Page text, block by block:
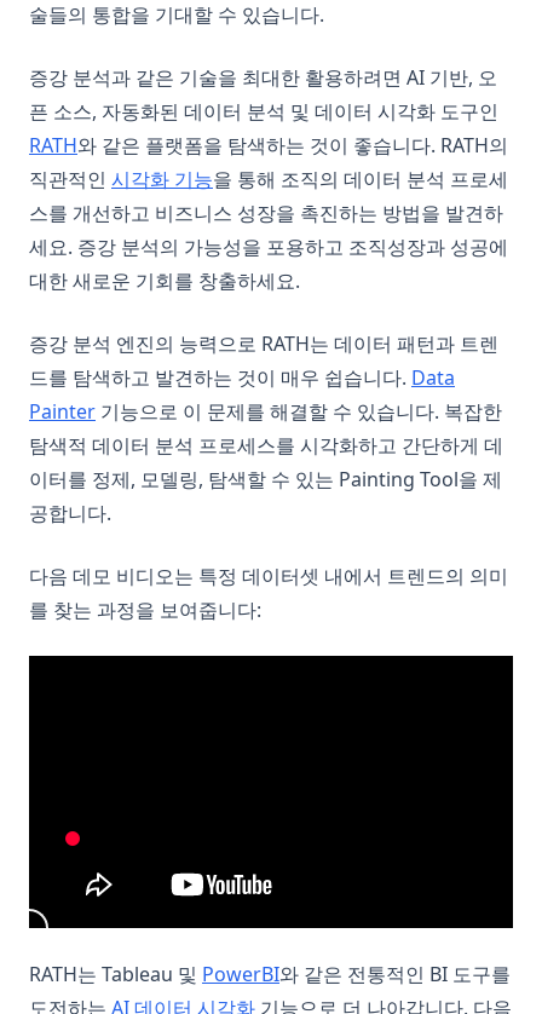
술들의 통합을 기대할 수 있습니다.
증강 분석과 같은 기술을 최대한 활용하려면 AI 기반, 오
픈 소스, 자동화된 데이터 분석 및 데이터 시각화 도구인
RATH(opens in a new tab)
와 같은 플랫폼을 탐색하는 것이 좋습니다. RATH의
직관적인 시각화 기능을 통해 조직의 데이터 분석 프로세
스를 개선하고 비즈니스 성장을 촉진하는 방법을 발견하
세요. 증강 분석의 가능성을 포용하고 조직성장과 성공에
대한 새로운 기회를 창출하세요.
증강 분석 엔진의 능력으로 RATH는 데이터 패턴과 트렌
드를 탐색하고 발견하는 것이 매우 쉽습니다. Data
Painter 기능으로 이 문제를 해결할 수 있습니다. 복잡한
탐색적 데이터 분석 프로세스를 시각화하고 간단하게 데
이터를 정제, 모델링, 탐색할 수 있는 Painting Tool을 제
공합니다.
다음 데모 비디오는 특정 데이터셋 내에서 트렌드의 의미
를 찾는 과정을 보여줍니다:
RATH는 Tableau 및 PowerBI와 같은 전통적인 BI 도구를
도전하는 AI 데이터 시각화 기능으로 더 나아갑니다. 다음